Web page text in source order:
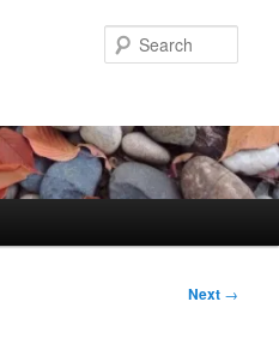
Next →